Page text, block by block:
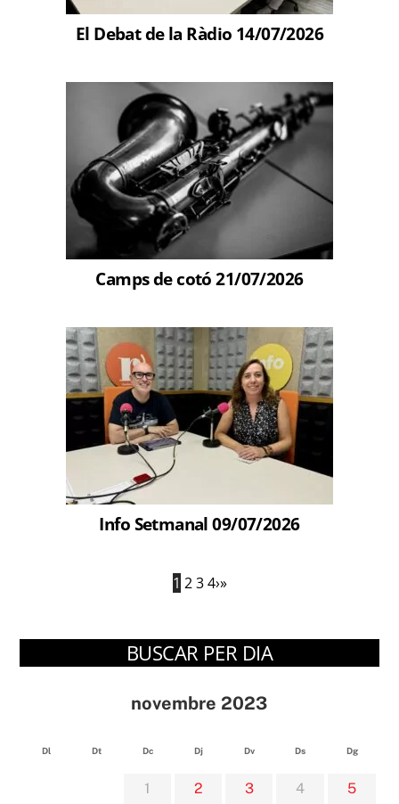
El Debat de la Ràdio 14/07/2026
Camps de cotó 21/07/2026
Info Setmanal 09/07/2026
1 2 3 4›»
BUSCAR PER DIA
novembre 2023
Dl Dt Dc Dj Dv Ds Dg
1 2 3 4 5